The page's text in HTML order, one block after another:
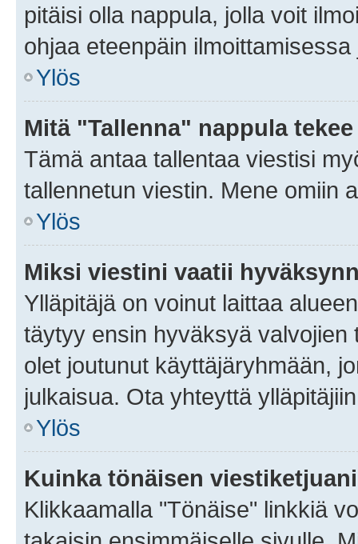
pitäisi olla nappula, jolla voit
ohjaa eteenpäin
Ylös
Mitä "Tallenna" nappula
Tämä antaa tallentaa viestisi
tallennetun viestin. Mene omiin
Ylös
Miksi viestini vaatii
Ylläpitäjä on voinut laittaa
täytyy ensin hyväksyä
olet joutunut käyttäjäryhmään,
julkaisua. Ota yhteyttä
Ylös
Kuinka tönäisen
Klikkaamalla "Tönäise" linkkiä